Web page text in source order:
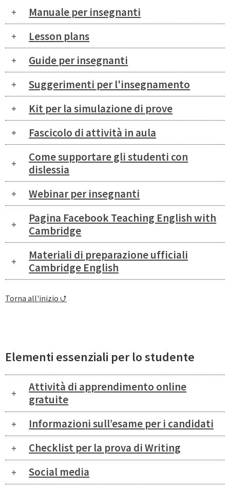
Manuale per insegnanti
Lesson plans
Guide per insegnanti
Suggerimenti per l'insegnamento
Kit per la simulazione di prove
Fascicolo di attività in aula
Come supportare gli studenti con
dislessia
Webinar per insegnanti
Pagina Facebook Teaching English with
Cambridge
Materiali di preparazione ufficiali
Cambridge English
Torna all'inizio ⮍
Elementi essenziali per lo studente
Attività di apprendimento online
gratuite
Informazioni sull’esame per i candidati
Checklist per la prova di Writing
Social media